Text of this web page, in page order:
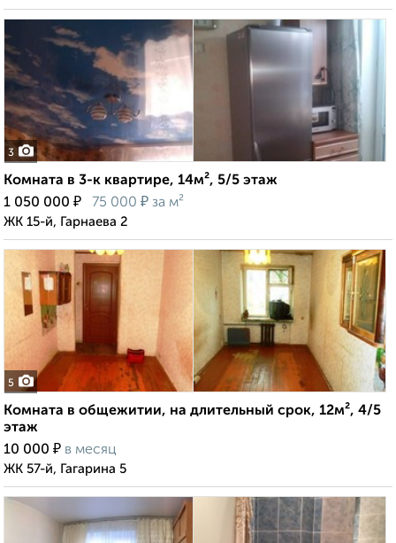
3
Комната в 3-к квартире, 14м², 5/5 этаж
1 050 000 ₽ 75 000 ₽ за м²
ЖК 15-й, Гарнаева 2
5
Комната в общежитии, на длительный срок, 12м², 4/5
этаж
10 000 ₽ в месяц
ЖК 57-й, Гагарина 5